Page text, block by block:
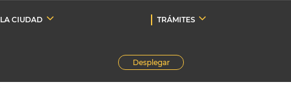
LA CIUDAD TRÁMITES
Desplegar